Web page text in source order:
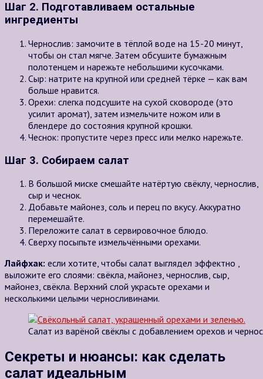
Шаг 2. Подготавливаем остальные
ингредиенты
Чернослив: замочите в тёплой воде на 15-20 минут
чтобы он стал мягче. Затем обсушите бумажным
полотенцем и нарежьте небольшими кусочками.
Сыр: натрите на крупной или средней тёрке — как вам
больше нравится.
Орехи: слегка подсушите на сухой сковороде (это
усилит аромат), затем измельчите ножом или в
блендере до состояния крупной крошки.
Чеснок: пропустите через пресс или мелко нарежьте.
Шаг 3. Собираем салат
В большой миске смешайте натёртую свёклу, чернослив,
сыр и чеснок.
Добавьте майонез, соль и перец по вкусу. Аккуратно
перемешайте.
Переложите салат в сервировочное блюдо.
Сверху посыпьте измельчёнными орехами.
Лайфхак: если хотите, чтобы салат выглядел эффектно ,
выложите его слоями: свёкла, майонез, чернослив, сыр,
майонез, свёкла. Верхний слой украсьте орехами и
несколькими целыми черносливинами.
Салат из варёной свёклы с добавлением орехов и
Секреты и нюансы: как сделать
салат идеальным